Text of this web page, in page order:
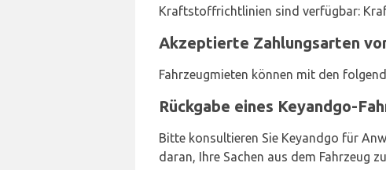
Kraftstoffrichtlinien sind verfügbar:
Akzeptierte Zahlungsarten
Fahrzeugmieten können mit den
Rückgabe eines Keyandgo-
Bitte konsultieren Sie Keyandgo für
daran, Ihre Sachen aus dem Fahrzeug